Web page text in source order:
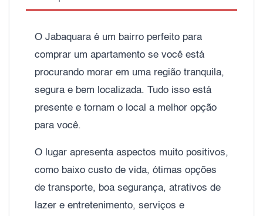
O Jabaquara é um bairro perfeito para
comprar um apartamento se você está
procurando morar em uma região tranquila,
segura e bem localizada. Tudo isso está
presente e tornam o local a melhor opção
para você.
O lugar apresenta aspectos muito positivos,
como baixo custo de vida, ótimas opções
de transporte, boa segurança, atrativos de
lazer e entretenimento, serviços e